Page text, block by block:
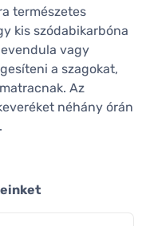
természetes
kis szódabikarbóna
vagy
a szagokat,
Az
néhány órán